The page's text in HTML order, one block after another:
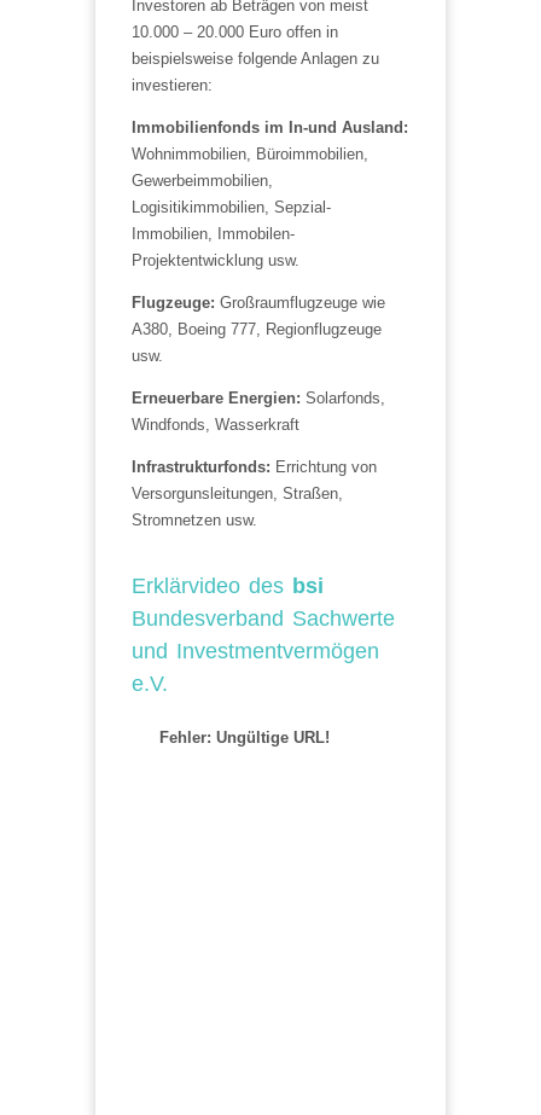
Investoren ab Beträgen von meist
10.000 – 20.000 Euro offen in
beispielsweise folgende Anlagen zu
investieren:
Immobilienfonds im In-und Ausland:
Wohnimmobilien, Büroimmobilien,
Gewerbeimmobilien,
Logisitikimmobilien, Sepzial-
Immobilien, Immobilen-
Projektentwicklung usw.
Flugzeuge: Großraumflugzeuge wie
A380, Boeing 777, Regionflugzeuge
usw.
Erneuerbare Energien: Solarfonds,
Windfonds, Wasserkraft
Infrastrukturfonds: Errichtung von
Versorgunsleitungen, Straßen,
Stromnetzen usw.
Erklärvideo des bsi
Bundesverband Sachwerte
und Investmentvermögen
e.V.
Fehler: Ungültige URL!